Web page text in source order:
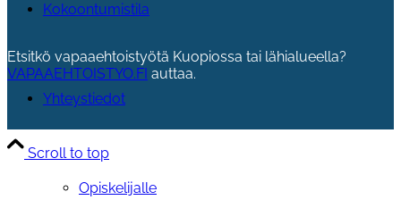
Kokoontumistila
Yhteystiedot
Opiskelijalle
Etsitkö vapaaehtoistyötä Kuopiossa tai lähialueella?
VAPAAEHTOISTYO.FI auttaa.
Scroll to top